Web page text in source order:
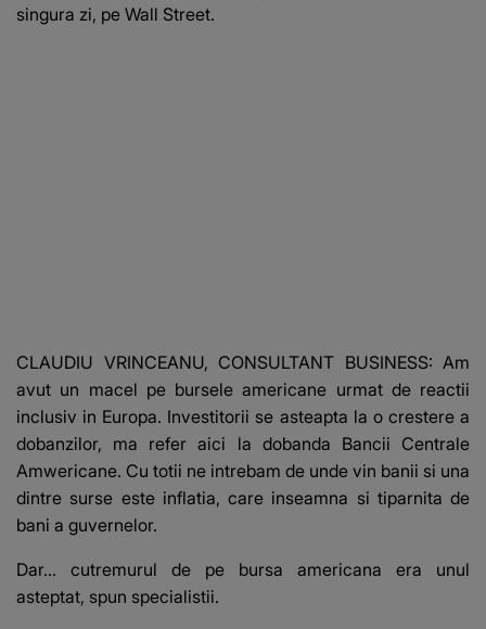
singura zi, pe Wall Street.
CLAUDIU VRINCEANU, CONSULTANT BUSINESS: Am
avut un macel pe bursele americane urmat de reactii
inclusiv in Europa. Investitorii se asteapta la o crestere a
dobanzilor, ma refer aici la dobanda Bancii Centrale
Amwericane. Cu totii ne intrebam de unde vin banii si una
dintre surse este inflatia, care inseamna si tiparnita de
bani a guvernelor.
Dar... cutremurul de pe bursa americana era unul
asteptat, spun specialistii.